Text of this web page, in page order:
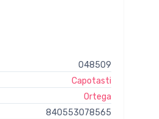
048509
Capotasti
Ortega
840553078565